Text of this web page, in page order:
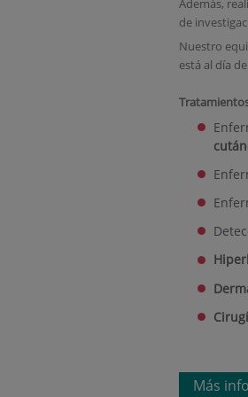
Además,
de
Nuestro
está al día
Más